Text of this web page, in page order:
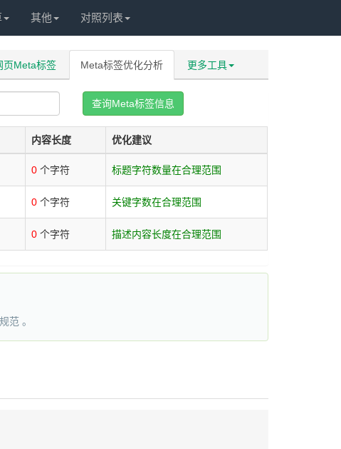
其他 对照列表
页Meta标签 Meta标签优化分析 更多工具
查询Meta标签信息
内容长度 优化建议
0 个字符 标题字符数量在合理范围
0 个字符 关键字数在合理范围
0 个字符 描述内容长度在合理范围
范 。